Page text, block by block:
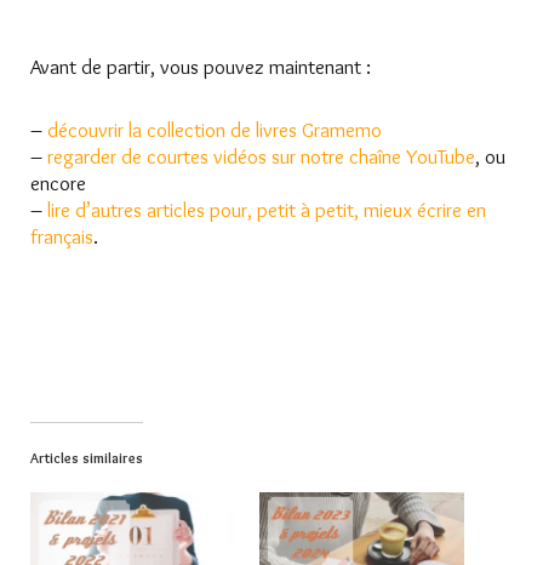
Avant de partir, vous pouvez maintenant :
– découvrir la collection de livres Gramemo
– regarder de courtes vidéos sur notre chaîne YouTube, ou
encore
– lire d’autres articles pour, petit à petit, mieux écrire en
français.
Articles similaires